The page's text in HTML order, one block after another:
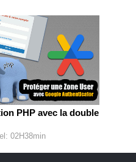
PHP avec la double
02H38min